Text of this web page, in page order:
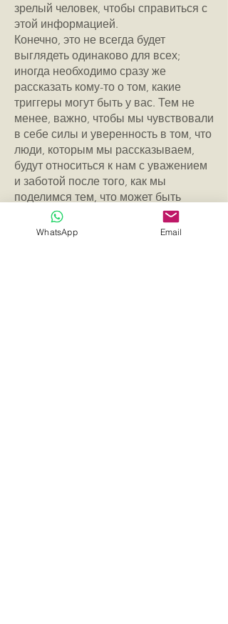
зрелый человек, чтобы справиться с
этой информацией.
Конечно, это не всегда будет
выглядеть одинаково для всех;
иногда необходимо сразу же
рассказать кому-то о том, какие
триггеры могут быть у вас. Тем не
менее, важно, чтобы мы чувствовали
в себе силы и уверенность в том, что
люди, которым мы рассказываем,
будут относиться к нам с уважением
и заботой после того, как мы
поделимся тем, что может быть
интимной и уязвимой частью нас
самих.WhatsApp Email